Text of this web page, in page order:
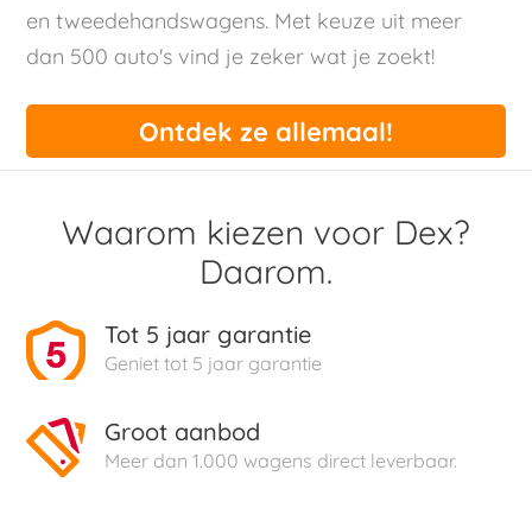
en tweedehandswagens. Met keuze uit meer
dan 500 auto's vind je zeker wat je zoekt!
Ontdek ze allemaal!
Waarom kiezen voor Dex?
Daarom.
Tot 5 jaar garantie
Geniet tot 5 jaar garantie
Groot aanbod
Meer dan 1.000 wagens direct leverbaar.